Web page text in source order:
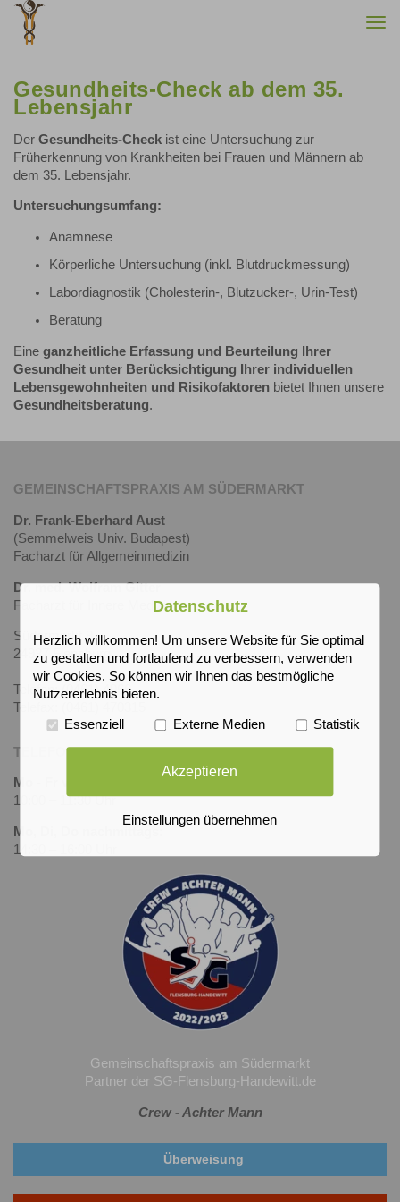
Gesundheits-Check ab dem 35.
Lebensjahr
Der Gesundheits-Check ist eine Untersuchung zur
Früherkennung von Krankheiten bei Frauen und Männern ab
dem 35. Lebensjahr.
Untersuchungsumfang:
Anamnese
Körperliche Untersuchung (inkl. Blutdruckmessung)
Labordiagnostik (Cholesterin-, Blutzucker-, Urin-Test)
Beratung
Eine ganzheitliche Erfassung und Beurteilung Ihrer
Gesundheit unter Berücksichtigung Ihrer individuellen
Lebensgewohnheiten und Risikofaktoren bietet Ihnen unsere
Gesundheitsberatung.
GEMEINSCHAFTSPRAXIS AM SÜDERMARKT
Dr. Frank-Eberhard Aust
(Semmelweis Univ. Budapest)
Facharzt für Allgemeinmedizin
Dr. med. Wolfram Gitter
Facharzt für Innere Medizin
Südermarkt 9
24937 Flensburg
Telefon: (0461) 4066
Telefax: (0461) 470315
TELEFONISCHE ERREICHBARKEIT
Mo - Fr vormittags:
10:00 – 11:30 Uhr
Mo, Di, Do nachmittags:
14:30 – 16:00 Uhr
Gemeinschaftspraxis am Südermarkt
Partner der SG-Flensburg-Handewitt.de
Crew - Achter Mann
Überweisung
Datenschutz
Herzlich willkommen! Um unsere Website für Sie optimal
zu gestalten und fortlaufend zu verbessern, verwenden
wir Cookies. So können wir Ihnen das bestmögliche
Nutzererlebnis bieten.
Essenziell Externe Medien Statistik
Akzeptieren
Einstellungen übernehmen